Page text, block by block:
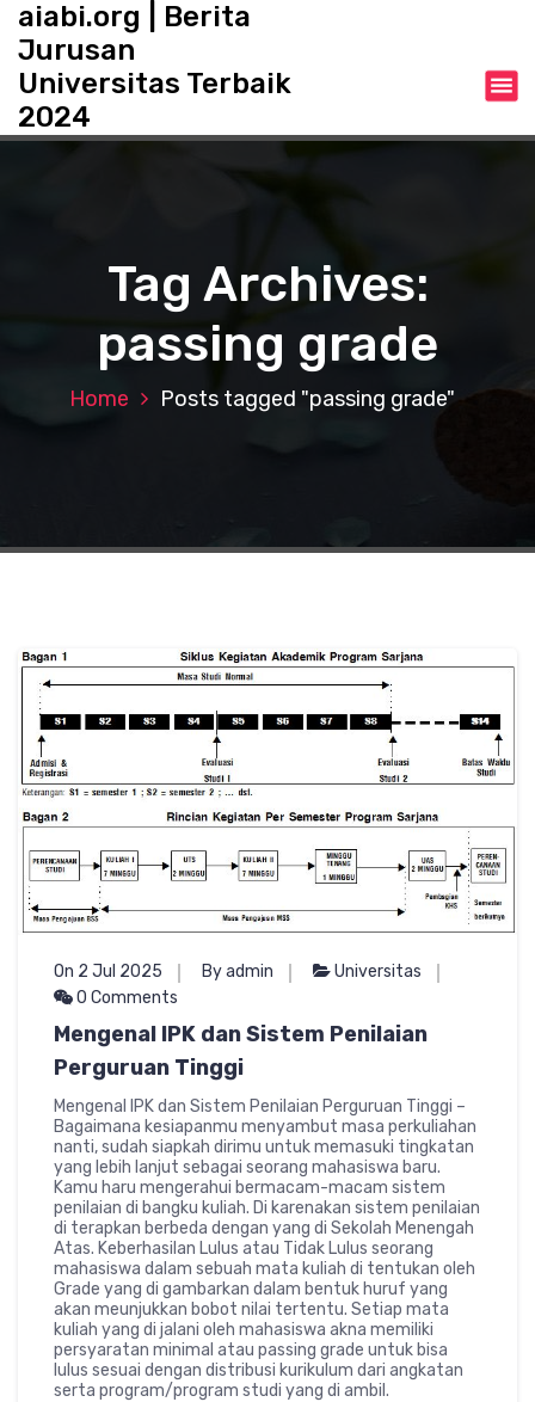
o
aiabi.org | Berita
Jurusan
Universitas Terbaik
2024
Tag Archives:
passing grade
Home Posts tagged "passing grade"
On 2 Jul 2025 By admin
Universitas
0 Comments
Mengenal IPK dan Sistem Penilaian
Perguruan Tinggi
Mengenal IPK dan Sistem Penilaian Perguruan Tinggi –
Bagaimana kesiapanmu menyambut masa perkuliahan
nanti, sudah siapkah dirimu untuk memasuki tingkatan
yang lebih lanjut sebagai seorang mahasiswa baru.
Kamu haru mengerahui bermacam-macam sistem
penilaian di bangku kuliah. Di karenakan sistem penilaian
di terapkan berbeda dengan yang di Sekolah Menengah
Atas. Keberhasilan Lulus atau Tidak Lulus seorang
mahasiswa dalam sebuah mata kuliah di tentukan oleh
Grade yang di gambarkan dalam bentuk huruf yang
akan meunjukkan bobot nilai tertentu. Setiap mata
kuliah yang di jalani oleh mahasiswa akna memiliki
persyaratan minimal atau passing grade untuk bisa
lulus sesuai dengan distribusi kurikulum dari angkatan
serta program/program studi yang di ambil.